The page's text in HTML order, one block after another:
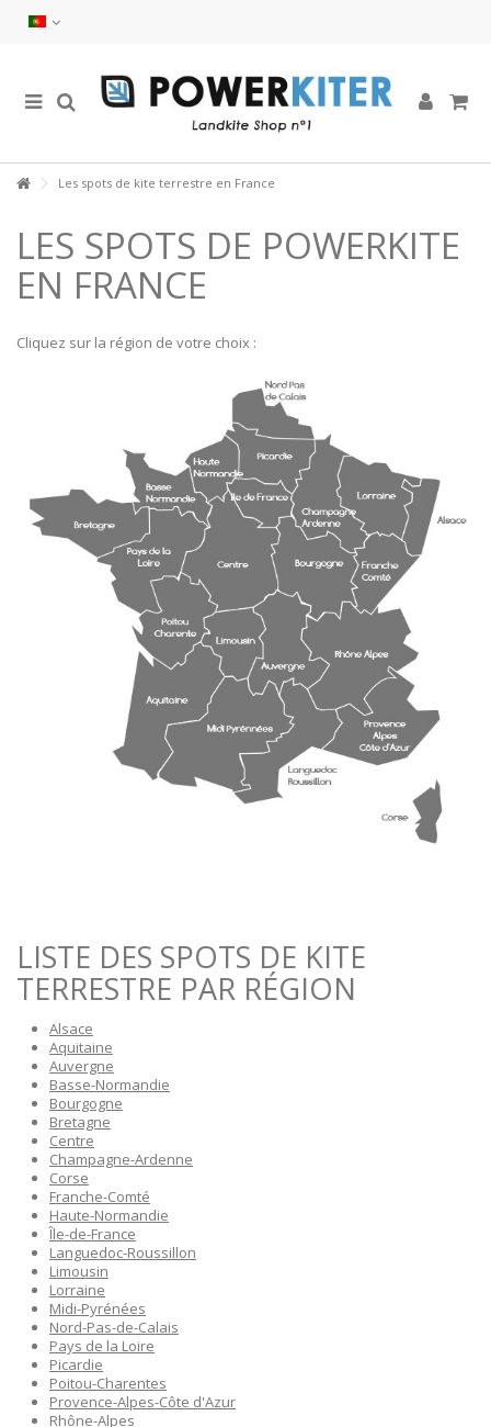
Les spots de kite terrestre en France
LES SPOTS DE POWERKITE
EN FRANCE
Cliquez sur la région de votre choix :
LISTE DES SPOTS DE KITE
TERRESTRE PAR RÉGION
Alsace
Aquitaine
Auvergne
Basse-Normandie
Bourgogne
Bretagne
Centre
Champagne-Ardenne
Corse
Franche-Comté
Haute-Normandie
Île-de-France
Languedoc-Roussillon
Limousin
Lorraine
Midi-Pyrénées
Nord-Pas-de-Calais
Pays de la Loire
Picardie
Poitou-Charentes
Provence-Alpes-Côte d'Azur
Rhône-Alpes